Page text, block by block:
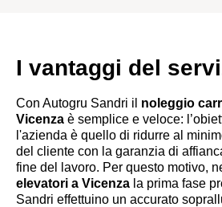
I vantaggi del
Con Autogru Sandri il noleggio
Vicenza è semplice e veloce:
l'azienda è quello di ridurre al
del cliente con la garanzia di
fine del lavoro. Per questo motivo,
elevatori a Vicenza la prima fase
Sandri effettuino un accurato